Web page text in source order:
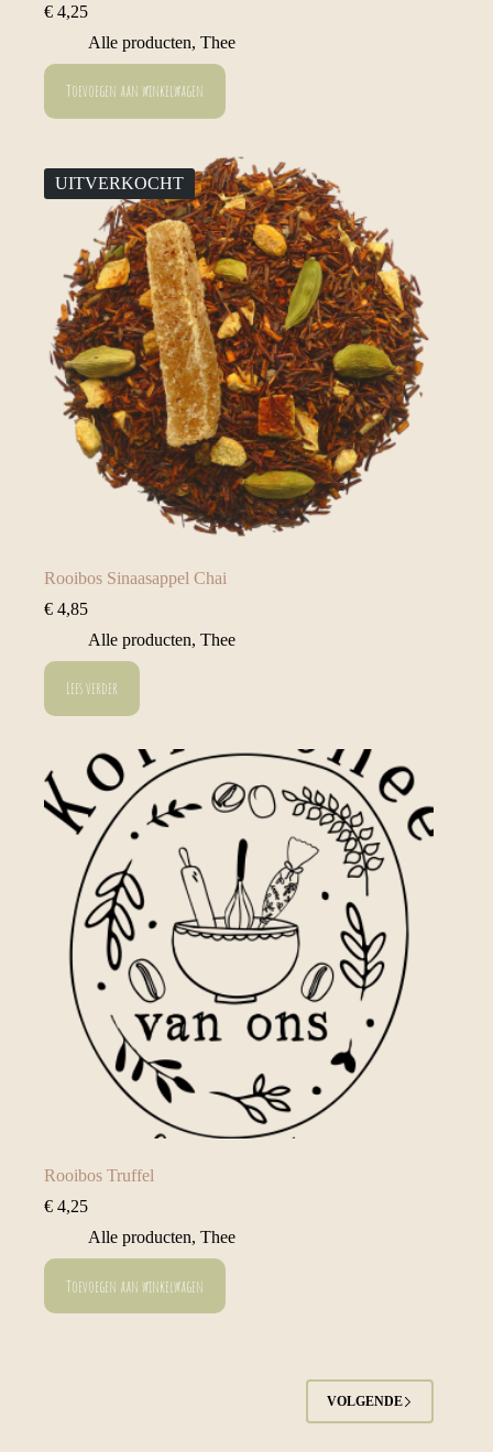
€ 4,25
Alle producten, Thee
Toevoegen aan winkelwagen
UITVERKOCHT
Rooibos Sinaasappel Chai
€ 4,85
Alle producten, Thee
Lees verder
Rooibos Truffel
€ 4,25
Alle producten, Thee
Toevoegen aan winkelwagen
VOLGENDE